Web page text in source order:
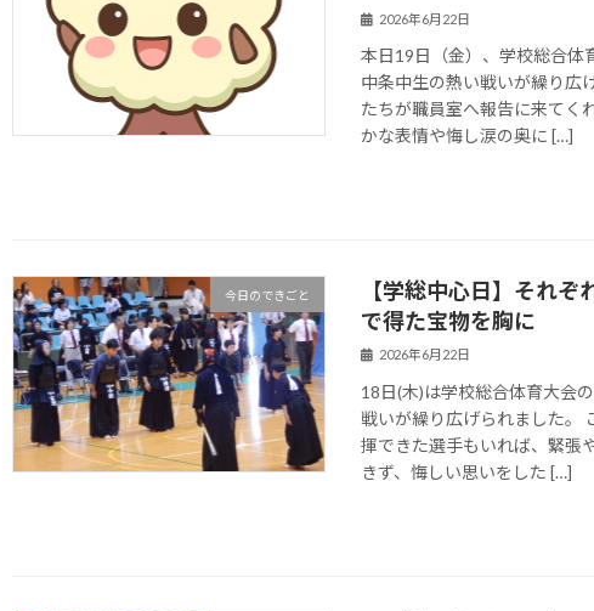
2026年6月22日
本日19日（金）、学校総合体
中条中生の熱い戦いが繰り広
たちが職員室へ報告に来てく
かな表情や悔し涙の奥に […]
今日のできごと
【学総中心日】それぞ
で得た宝物を胸に
2026年6月22日
18日(木)は学校総合体育大会
戦いが繰り広げられました。
揮できた選手もいれば、緊張
きず、悔しい思いをした […]